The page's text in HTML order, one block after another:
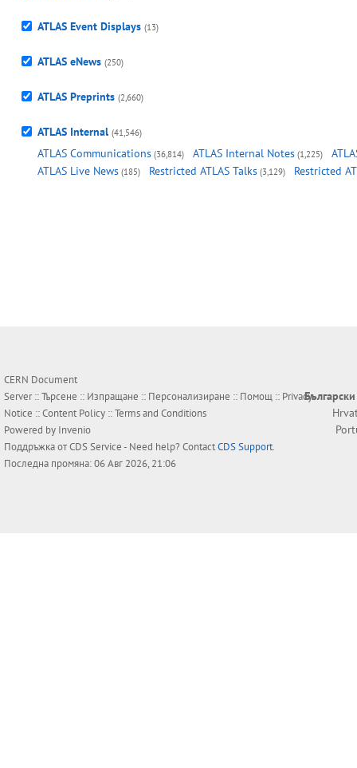
ATLAS Event Displays (13)
ATLAS eNews (250)
ATLAS Preprints (2,660)
ATLAS Internal (41,546)
ATLAS Communications (36,814) ATLAS Internal Notes (1,225)
ATLAS Live News (185) Restricted ATLAS Talks (3,129) Restricted
CERN Document
Server ::Търсене :: Изпращане :: Персонализиране :: Помощ :: Privacy
Notice ::Content Policy ::Terms and Conditions
Powered by Invenio
Поддръжка отCDS Service- Need help? ContactCDS Support.
Последна промяна: 06 Авг 2026, 21:06
Български